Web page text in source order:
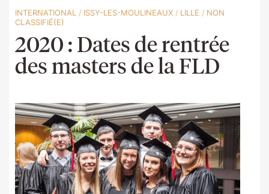
INTERNATIONAL / ISSY-LES-MOULINEAUX / LILLE / NON
CLASSIFIÉ(E)
2020 : Dates de rentrée
des masters de la FLD